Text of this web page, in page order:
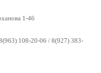
1-46
108-20-06 / 8(927) 383-